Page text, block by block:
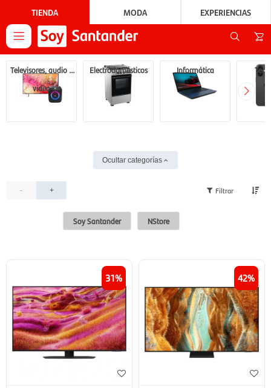
TIENDA MODA EXPERIENCIAS

Televisores, audio y
video
Electrodomésticos Informática
Ocultar categorías
- +
Soy Santander NStore
31 42